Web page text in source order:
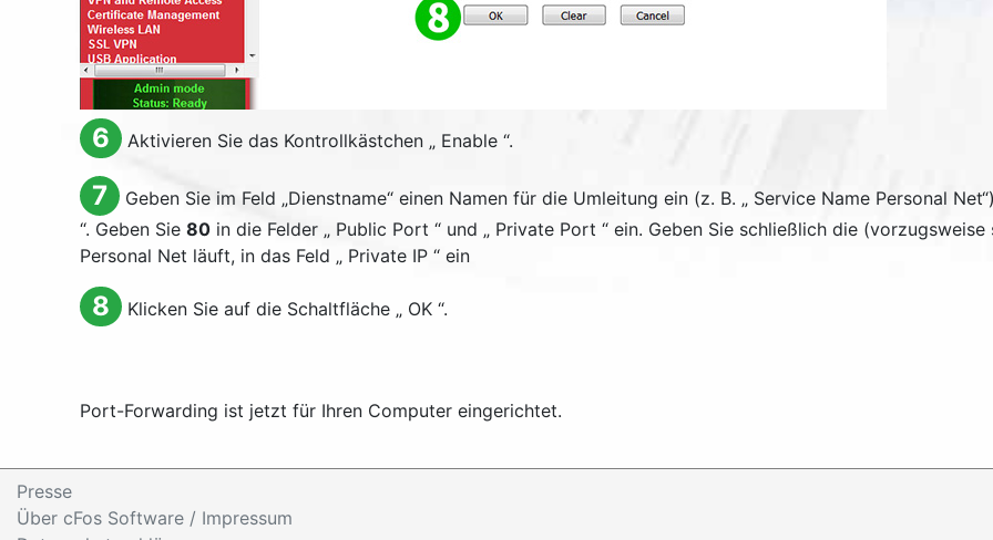
6 Aktivieren Sie das Kontrollkästchen „ Enable“.
7 Geben Sie im Feld „Dienstname“ einen Namen für die Umleitung ein (z. B. „ Service NamePersonal
“. Geben Sie 80 in die Felder „ Public Port “ und „ Private Port “ ein. Geben Sie schließlich die
Personal Net läuft, in das Feld „ Private IP “ ein
8 Klicken Sie auf die Schaltfläche „ OK“.
Port-Forwarding ist jetzt für Ihren Computer eingerichtet.
Presse
Über cFos Software / Impressum